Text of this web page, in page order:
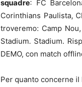
squadre: FC
Corinthians Paulista,
troveremo: Camp
Stadium. Stadium.
DEMO, con match
Per quanto concerne il